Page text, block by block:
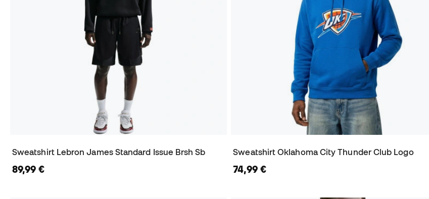
Sweatshirt Lebron James Standard Issue Brsh Sb
89,99 €
Sweatshirt Oklahoma City Thunder Club Logo
74,99 €